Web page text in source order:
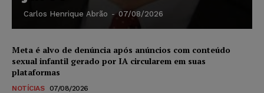
Carlos Henrique Abrão - 07/08/2026
Meta é alvo de denúncia após anúncios com conteúdo
sexual infantil gerado por IA circularem em suas
plataformas
NOTÍCIAS 07/08/2026